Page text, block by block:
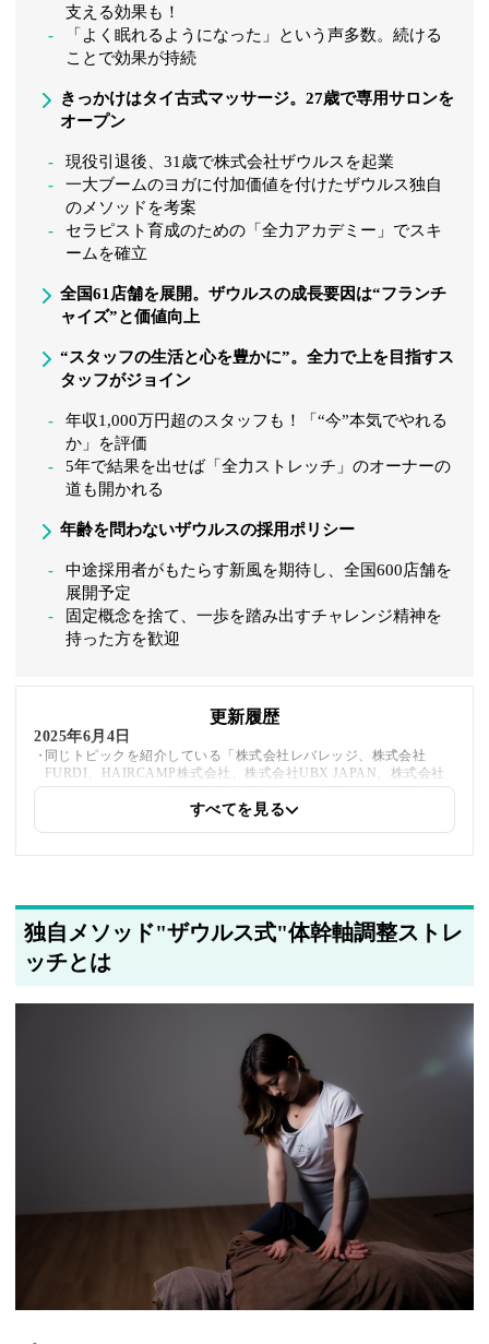
支える効果も！
「よく眠れるようになった」という声多数。続ける
ことで効果が持続
きっかけはタイ古式マッサージ。27歳で専用サロンを
オープン
現役引退後、31歳で株式会社ザウルスを起業
一大ブームのヨガに付加価値を付けたザウルス独自
のメソッドを考案
セラピスト育成のための「全力アカデミー」でスキ
ームを確立
全国61店舗を展開。ザウルスの成長要因は“フランチ
ャイズ”と価値向上
“スタッフの生活と心を豊かに”。全力で上を目指すス
タッフがジョイン
年収1,000万円超のスタッフも！「“今”本気でやれる
か」を評価
5年で結果を出せば「全力ストレッチ」のオーナーの
道も開かれる
年齢を問わないザウルスの採用ポリシー
中途採用者がもたらす新風を期待し、全国600店舗を
展開予定
固定概念を捨て、一歩を踏み出すチャレンジ精神を
持った方を歓迎
更新履歴
2025年6月4日
同じトピックを紹介している「株式会社レバレッジ、株式会社
FURDI、HAIRCAMP株式会社、株式会社UBX JAPAN、株式会社
ソシエ・ワールド、TANPAC株式会社」への内部リンクを追加しま
すべてを見る
独自メソッド"ザウルス式"体幹軸調整ストレ
ッチとは